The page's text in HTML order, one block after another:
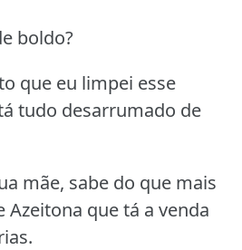
boldo?
que eu limpei esse
tudo desarrumado de
mãe, sabe do que mais
Azeitona que tá a venda